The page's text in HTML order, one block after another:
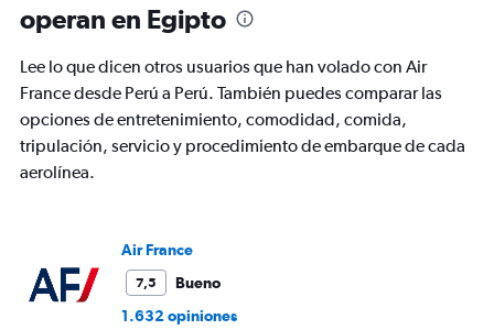
chart
1
Y
axis
values.
Range:
operan en Egipto
Lee lo que dicen otros usuarios que han volado con Air
France desde Perú a Perú. También puedes comparar las
opciones de entretenimiento, comodidad, comida,
tripulación, servicio y procedimiento de embarque de cada
aerolínea.
Air France
7,5
Bueno
1.632 opiniones